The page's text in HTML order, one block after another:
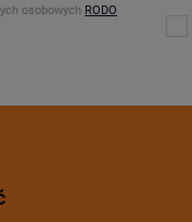
osobowych RODO